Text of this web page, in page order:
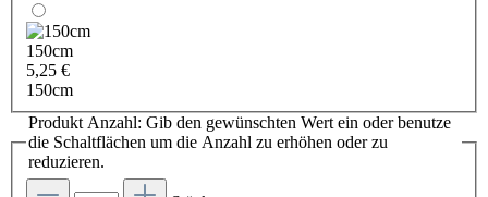
150cm
5,25 €
150cm
Produkt Anzahl: Gib den gewünschten Wert ein oder benutze
die Schaltflächen um die Anzahl zu erhöhen oder zu
reduzieren.